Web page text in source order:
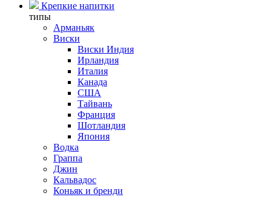
Крепкие напитки
типы
Арманьяк
Виски
Виски Индия
Ирландия
Италия
Канада
США
Тайвань
Франция
Шотландия
Япония
Водка
Граппа
Джин
Кальвадос
Коньяк и бренди